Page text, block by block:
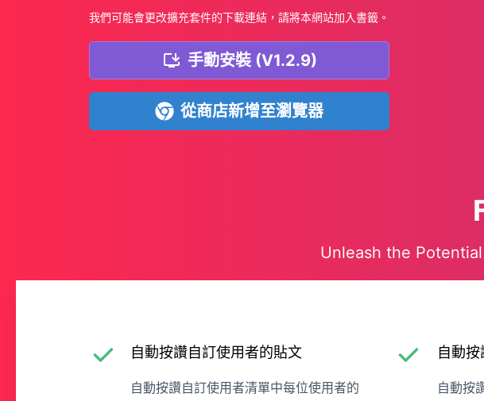
我們可能會更改擴充套件的下載連結，請將本網站加入書籤。
手動安裝 (V1.2.9)
從商店新增至瀏覽器
Unleash the
自動按讚自訂使用者的貼文
自動按讚自訂使用者清單中每位使用者的
自動
自動按